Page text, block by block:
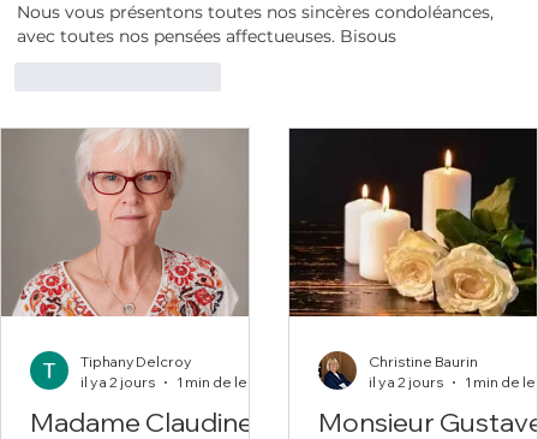
Madame Claudine
Tiphany Delcroy
il y a 2 jours
Monsieur
Christine Baurin
il y a 2 jours
Nous vous présentons toutes nos sincères condoléances,
avec toutes nos pensées affectueuses. Bisous